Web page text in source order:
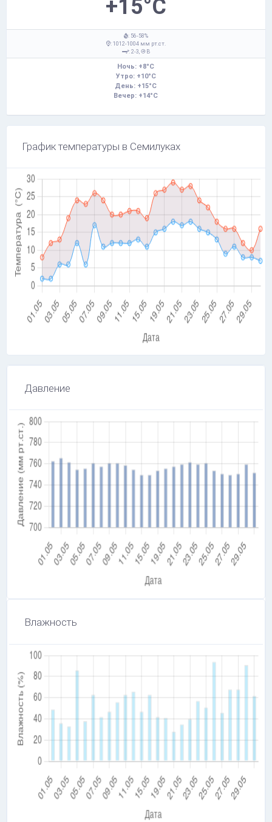
+15°C
: 56-58%
: 1012-1004 мм рт.ст.
: 2-3,
В
Ночь: +8°C
Утро: +10°C
День: +15°C
Вечер: +14°C
График температуры в Семилуках
Давление
Влажность